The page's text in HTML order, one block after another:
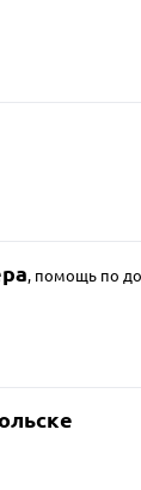
, помощь по